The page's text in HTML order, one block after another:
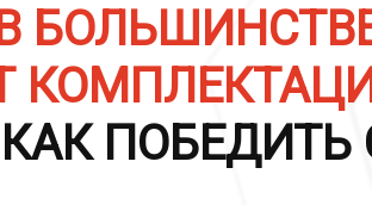
ПОБЕДИТЬ